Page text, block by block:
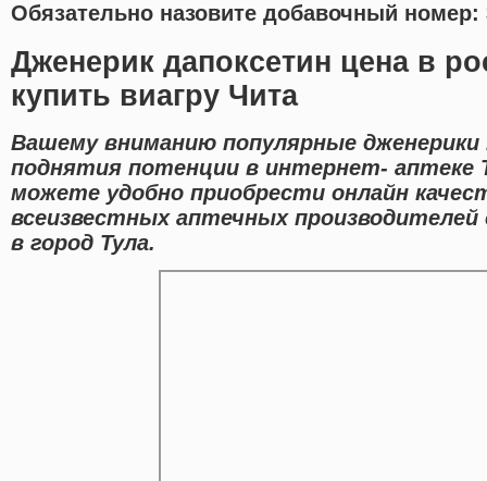
Обязательно назовите добавочный номер:
Дженерик дапоксетин цена в
купить виагру Чита
Вашему вниманию популярные дженерики
поднятия потенции в интернет- аптеке
можете удобно приобрести онлайн
всеизвестных аптечных
в город Тула.